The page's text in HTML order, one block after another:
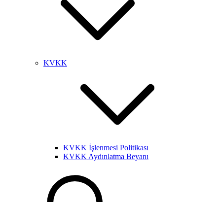
KVKK
KVKK İşlenmesi Politikası
KVKK Aydınlatma Beyanı